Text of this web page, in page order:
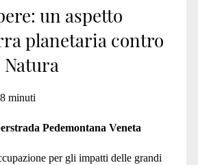
un aspetto
planetaria contro
8 minuti
Pedemontana Veneta
per gli impatti delle grandi